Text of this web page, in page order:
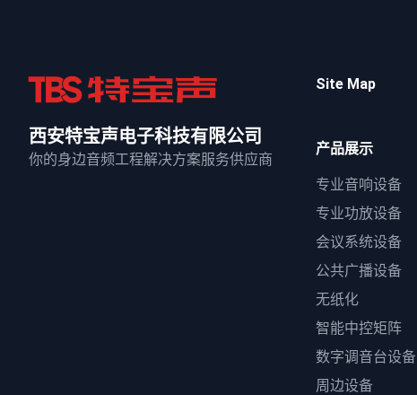
西安特宝声电子科技有限公司
你的身边音频工程解决方案服务供应商
Site Map
产品展示
专业音响设备
专业功放设备
会议系统设备
公共广播设备
无纸化
智能中控矩阵
数字调音台设备
周边设备